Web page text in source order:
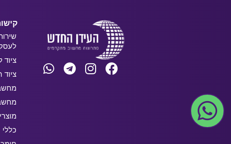
ציוד
ציוד
כללי